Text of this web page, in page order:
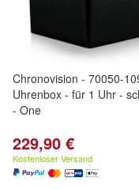
Chronovision - 70050-
Uhrenbox - für 1 Uhr -
- One
229,90 €
Kostenloser Versand